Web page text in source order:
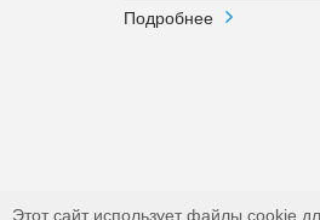
Подробнее
Этот сайт использует файлы cookie